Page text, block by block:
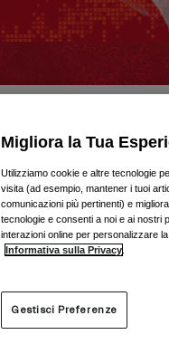
Migliora la Tua
Utilizziamo cookie e altre tecnologie
visita (ad esempio, mantener i tuoi
comunicazioni più pertinenti) e
tecnologie e consenti a noi e ai nostri
interazioni online per personalizzare
Informativa sulla Privacy
Gestisci Preferenze